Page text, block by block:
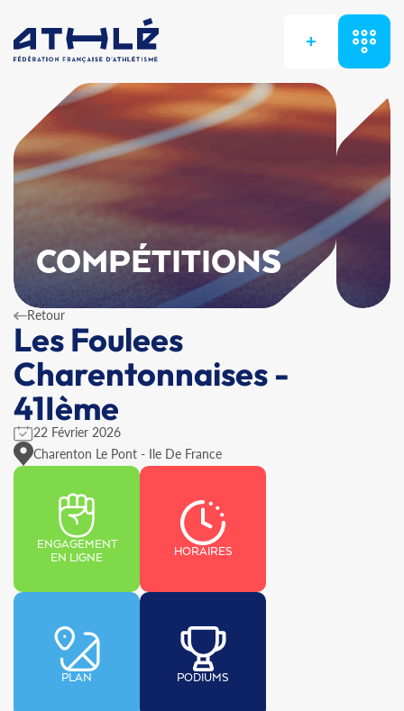
+
COMPÉTITIONS
Retour
Les Foulees
Charentonnaises -
41Ième
22 Février 2026
Charenton Le Pont - Ile De France
ENGAGEMENT
EN LIGNE
HORAIRES
PLAN PODIUMS